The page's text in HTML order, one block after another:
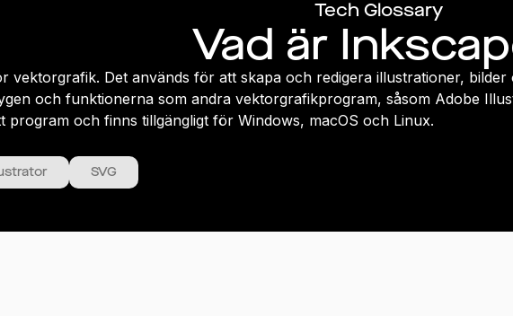
Tech Glossary
Vad är
vektorgrafik. Det används för att skapa och redigera illustrationer,
och funktionerna som andra vektorgrafikprogram, såsom Adobe
program och finns tillgängligt för Windows, macOS och Linux.
SVG